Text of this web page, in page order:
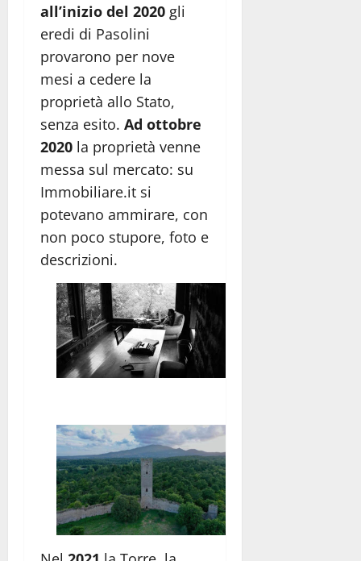
all’inizio del 2020 gli
eredi di Pasolini
provarono per nove
mesi a cedere la
proprietà allo Stato,
senza esito. Ad ottobre
2020 la proprietà venne
messa sul mercato: su
Immobiliare.it si
potevano ammirare, con
non poco stupore, foto e
descrizioni.